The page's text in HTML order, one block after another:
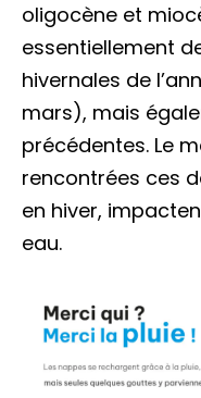
oligocène et
essentiellement
hivernales de
mars), mais
précédentes. Le
rencontrées ces
en hiver,
eau.